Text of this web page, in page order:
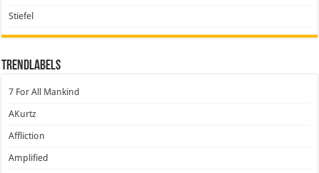
Stiefel
Trendlabels
7 For All Mankind
AKurtz
Affliction
Amplified